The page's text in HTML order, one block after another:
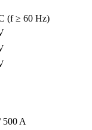
(f ≥ 60 Hz)
500 A